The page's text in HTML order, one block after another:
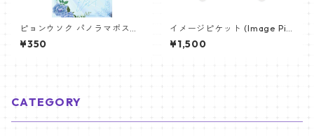
ピョンウソク パノラマポスタ
ー (BYEON WOOSEOK Poste
r) 700*330mm 【Byeonwoo
¥350
イメージピケット (Image Pic
ket) うちわ - ジン (JIN-05)
¥1,500
CATEGORY